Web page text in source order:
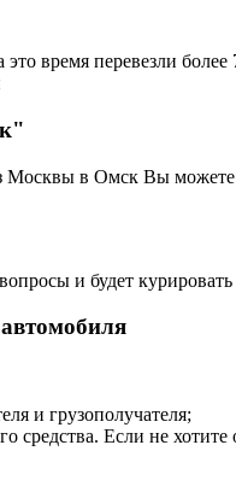
время перевезли
Москвы в Омск Вы
и будет
и грузополучателя;
средства. Если не